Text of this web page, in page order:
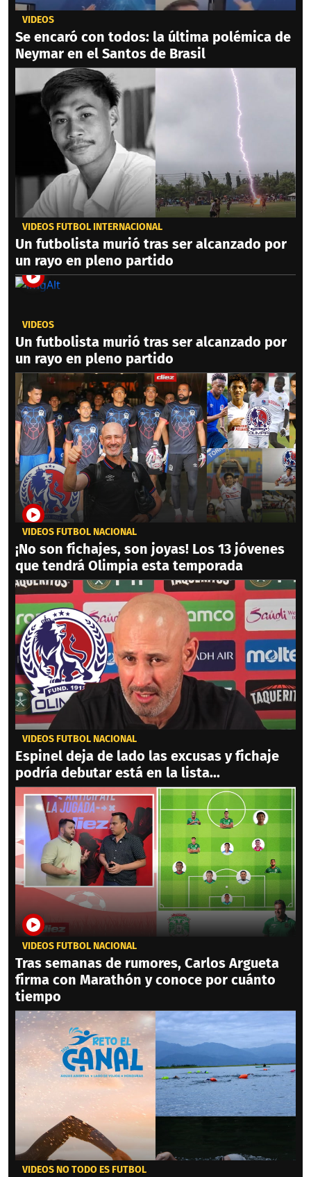
VIDEOS
Se encaró con todos: la última polémica de
Neymar en el Santos de Brasil
VIDEOS FÚTBOL INTERNACIONAL
Un futbolista murió tras ser alcanzado por
un rayo en pleno partido
VIDEOS
Un futbolista murió tras ser alcanzado por
un rayo en pleno partido
VIDEOS FÚTBOL NACIONAL
¡No son fichajes, son joyas! Los 13 jóvenes
que tendrá Olimpia esta temporada
VIDEOS FÚTBOL NACIONAL
Espinel deja de lado las excusas y fichaje
podría debutar está en la lista...
VIDEOS FÚTBOL NACIONAL
Tras semanas de rumores, Carlos Argueta
firma con Marathón y conoce por cuánto
tiempo
VIDEOS NO TODO ES FÚTBOL